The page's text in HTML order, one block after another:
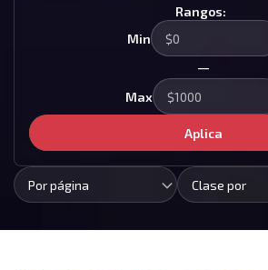
Rangos:
Min
—
Max
Aplica
Por página Clase por